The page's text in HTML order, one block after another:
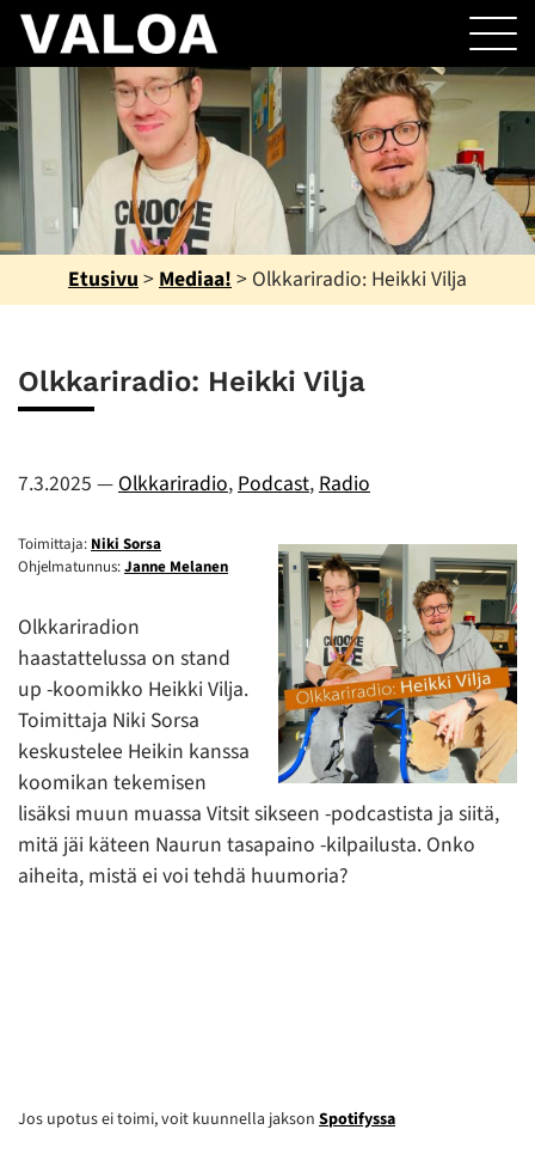
Etusivu > Mediaa! > Olkkariradio: Heikki Vilja
Olkkariradio: Heikki Vilja
7.3.2025 — Olkkariradio, Podcast, Radio
Toimittaja: Niki Sorsa
Ohjelmatunnus:Janne Melanen
Olkkariradion
haastattelussa on stand
up -koomikko Heikki Vilja.
Toimittaja Niki Sorsa
keskustelee Heikin kanssa
koomikan tekemisen
lisäksi muun muassa Vitsit sikseen -podcastista ja siitä,
mitä jäi käteen Naurun tasapaino -kilpailusta. Onko
aiheita, mistä ei voi tehdä huumoria?
Jos upotus ei toimi, voit kuunnella jakson Spotifyssa